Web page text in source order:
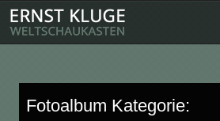
Fotoalbum Kategorie: